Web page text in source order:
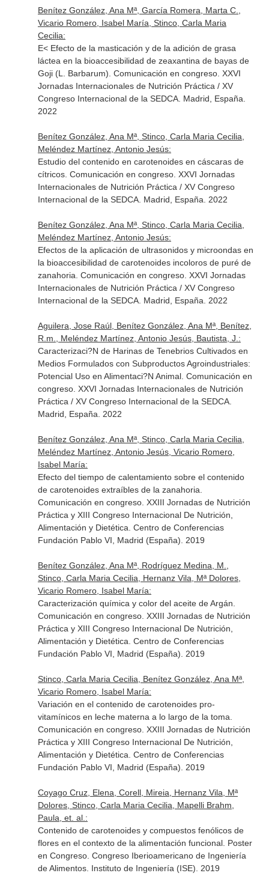
Benítez González, Ana Mª, García Romera, Marta C.,
Vicario Romero, Isabel María, Stinco, Carla Maria
Cecilia:
E< Efecto de la masticación y de la adición de grasa
láctea en la bioaccesibilidad de zeaxantina de bayas de
Goji (L. Barbarum). Comunicación en congreso. XXVI
Jornadas Internacionales de Nutrición Práctica / XV
Congreso Internacional de la SEDCA. Madrid, España.
2022
Benítez González, Ana Mª, Stinco, Carla Maria Cecilia,
Meléndez Martínez, Antonio Jesús:
Estudio del contenido en carotenoides en cáscaras de
cítricos. Comunicación en congreso. XXVI Jornadas
Internacionales de Nutrición Práctica / XV Congreso
Internacional de la SEDCA. Madrid, España. 2022
Benítez González, Ana Mª, Stinco, Carla Maria Cecilia,
Meléndez Martínez, Antonio Jesús:
Efectos de la aplicación de ultrasonidos y microondas en
la bioaccesibilidad de carotenoides incoloros de puré de
zanahoria. Comunicación en congreso. XXVI Jornadas
Internacionales de Nutrición Práctica / XV Congreso
Internacional de la SEDCA. Madrid, España. 2022
Aguilera, Jose Raúl, Benítez González, Ana Mª, Benítez,
R.m., Meléndez Martínez, Antonio Jesús, Bautista, J.:
Caracterizaci?N de Harinas de Tenebrios Cultivados en
Medios Formulados con Subproductos Agroindustriales:
Potencial Uso en Alimentaci?N Animal. Comunicación en
congreso. XXVI Jornadas Internacionales de Nutrición
Práctica / XV Congreso Internacional de la SEDCA.
Madrid, España. 2022
Benítez González, Ana Mª, Stinco, Carla Maria Cecilia,
Meléndez Martínez, Antonio Jesús, Vicario Romero,
Isabel María:
Efecto del tiempo de calentamiento sobre el contenido
de carotenoides extraíbles de la zanahoria.
Comunicación en congreso. XXIII Jornadas de Nutrición
Práctica y XIII Congreso Internacional De Nutrición,
Alimentación y Dietética. Centro de Conferencias
Fundación Pablo VI, Madrid (España). 2019
Benítez González, Ana Mª, Rodríguez Medina, M.,
Stinco, Carla Maria Cecilia, Hernanz Vila, Mª Dolores,
Vicario Romero, Isabel María:
Caracterización química y color del aceite de Argán.
Comunicación en congreso. XXIII Jornadas de Nutrición
Práctica y XIII Congreso Internacional De Nutrición,
Alimentación y Dietética. Centro de Conferencias
Fundación Pablo VI, Madrid (España). 2019
Stinco, Carla Maria Cecilia, Benítez González, Ana Mª,
Vicario Romero, Isabel María:
Variación en el contenido de carotenoides pro-
vitamínicos en leche materna a lo largo de la toma.
Comunicación en congreso. XXIII Jornadas de Nutrición
Práctica y XIII Congreso Internacional De Nutrición,
Alimentación y Dietética. Centro de Conferencias
Fundación Pablo VI, Madrid (España). 2019
Coyago Cruz, Elena, Corell, Mireia, Hernanz Vila, Mª
Dolores, Stinco, Carla Maria Cecilia, Mapelli Brahm,
Paula, et. al.:
Contenido de carotenoides y compuestos fenólicos de
flores en el contexto de la alimentación funcional. Poster
en Congreso. Congreso Iberioamericano de Ingeniería
de Alimentos. Instituto de Ingeniería (ISE). 2019